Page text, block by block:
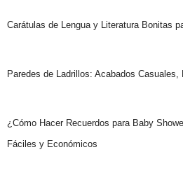
Carátulas de Lengua y Literatura Bonitas
Paredes de Ladrillos: Acabados
¿Cómo Hacer Recuerdos para Baby
Fáciles y Económicos